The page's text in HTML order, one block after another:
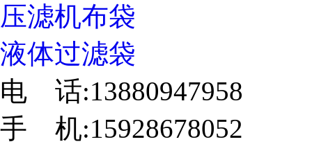
压滤机布袋
液体过滤袋
电 话:13880947958
手 机:15928678052